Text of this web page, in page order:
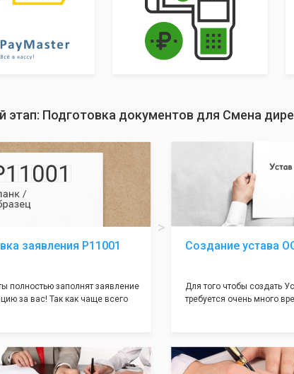
этап: Подготовка документов для Смена
заявления Р11001
полностью заполнят заявление
за вас! Так как чаще всего
отказов - наши юристы с
опытом работы возьмут всё
Создание устава
Для того чтобы создать
требуется очень много
Наша компания
уникальный Устав